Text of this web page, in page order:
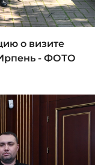
о визите
- ФОТО